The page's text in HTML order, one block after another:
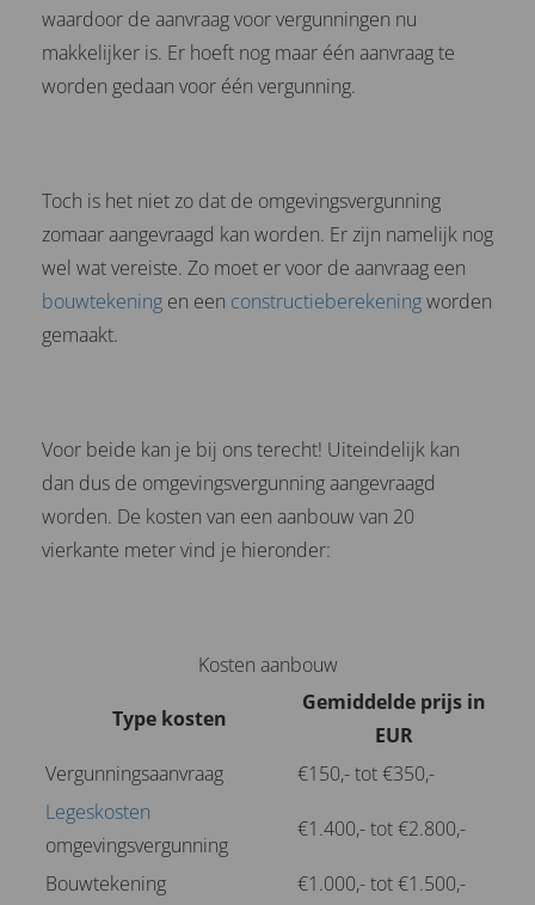
waardoor de aanvraag voor vergunningen nu
makkelijker is. Er hoeft nog maar één aanvraag te
worden gedaan voor één vergunning.
Toch is het niet zo dat de omgevingsvergunning
zomaar aangevraagd kan worden. Er zijn namelijk nog
wel wat vereiste. Zo moet er voor de aanvraag een
bouwtekening en een constructieberekeningworden
gemaakt.
Voor beide kan je bij ons terecht! Uiteindelijk kan
dan dus de omgevingsvergunning aangevraagd
worden. De kosten van een aanbouw van 20
vierkante meter vind je hieronder:
Type kosten
Gemiddelde prijs in
EUR
Kosten aanbouw
Vergunningsaanvraag
€150,- tot €350,-
Legeskosten
omgevingsvergunning
€1.400,- tot €2.800,-
Bouwtekening €1.000,- tot €1.500,-